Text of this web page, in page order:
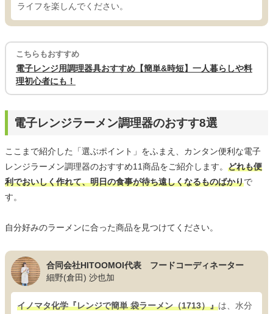
ライフを楽しんでください。
こちらもおすすめ
電子レンジ用調理器具おすすめ【簡単&時短】一人暮らしや料
理初心者にも！
電子レンジラーメン調理器のおすす8選
ここまで紹介した「選ぶポイント」をふまえ、カンタン便利な電子
レンジラーメン調理器のおすすめ11商品をご紹介します。 どれも便
利でおいしく作れて、明日の食事が待ち遠しくなるものばかりで
す。
自分好みのラーメンに合った商品を見つけてください。
合同会社HITOOMOI代表 フードコーディネーター
細野(倉田) 沙也加
イノマタ化学『レンジで簡単 袋ラーメン（1713）』は、水分